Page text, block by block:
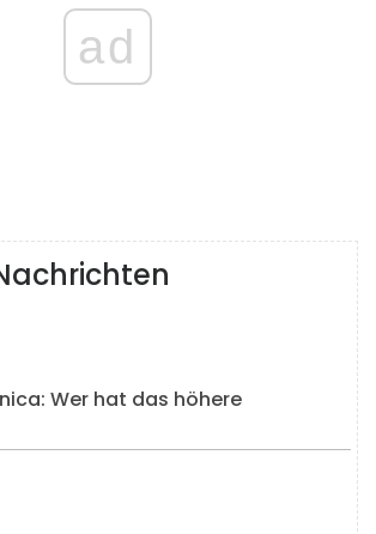
ad
Wer hat das höhere